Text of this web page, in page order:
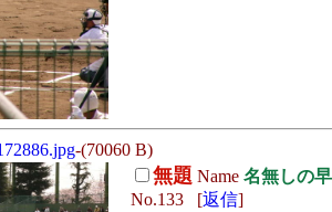
-(70060 B)
無題 Name 名無しの
No.133 [返信]